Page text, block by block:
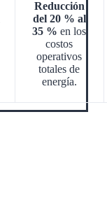
Reducción
del 20 % al
35 % en los
costos
operativos
totales de
energía.